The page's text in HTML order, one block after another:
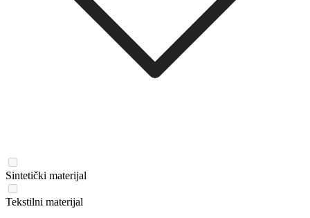
Sintetički materijal
Tekstilni materijal